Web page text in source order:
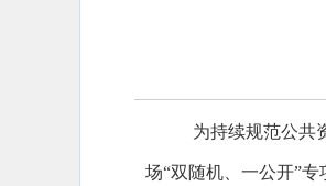
为持续规范公共
场“双随机、一公开”